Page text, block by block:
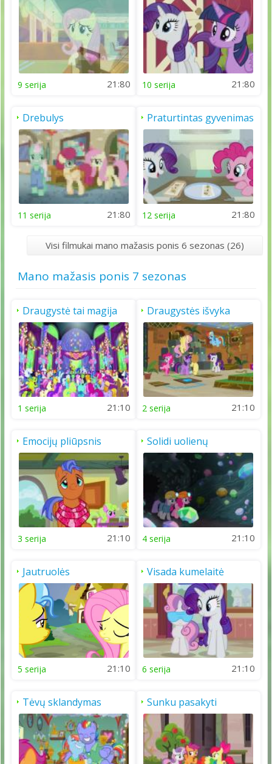
9 serija 21:80 10 serija 21:80
Drebulys
11 serija 21:80
Praturtintas gyvenimas
12 serija 21:80
Visi filmukai mano mažasis ponis 6 sezonas (26)
Mano mažasis ponis 7 sezonas
Draugystė tai magija
1 serija 21:10
Draugystės išvyka
2 serija 21:10
Emocijų pliūpsnis
3 serija 21:10
Solidi uolienų
draugystė
4 serija 21:10
Jautruolės
pasitikėjimas
5 serija 21:10
Visada kumelaitė
6 serija 21:10
Tėvų sklandymas Sunku pasakyti